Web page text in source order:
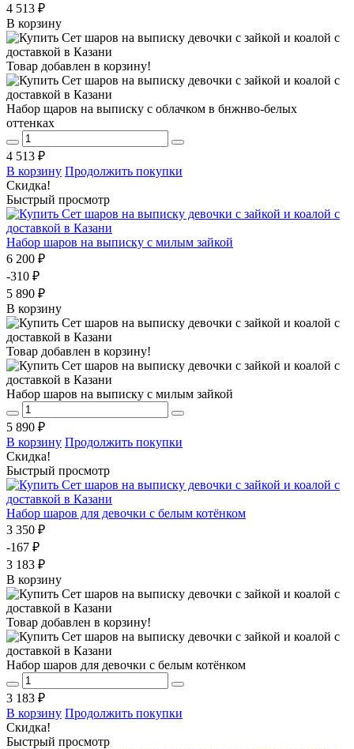
4 513 ₽
В корзину
Товар добавлен в корзину!
Набор щаров на выписку с облачком в бнжнво-белых
оттенках
4 513 ₽
В корзину Продолжить покупки
Скидка!
Быстрый просмотр
Набор шаров на выписку с милым зайкой
6 200 ₽
-310 ₽
5 890 ₽
В корзину
Товар добавлен в корзину!
Набор шаров на выписку с милым зайкой
5 890 ₽
В корзину Продолжить покупки
Скидка!
Быстрый просмотр
Набор шаров для девочки с белым котёнком
3 350 ₽
-167 ₽
3 183 ₽
В корзину
Товар добавлен в корзину!
Набор шаров для девочки с белым котёнком
3 183 ₽
В корзину Продолжить покупки
Скидка!
Быстрый просмотр